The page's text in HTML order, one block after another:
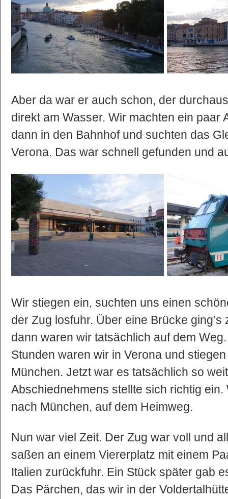
Aber da war er auch schon, der
direkt am Wasser. Wir machten ein paar
dann in den Bahnhof und suchten das
Verona. Das war schnell gefunden und
Wir stiegen ein, suchten uns einen
der Zug losfuhr. Über eine Brücke
dann waren wir tatsächlich auf dem
Stunden waren wir in Verona und
München. Jetzt war es tatsächlich so
Abschiednehmens stellte sich richtig
nach München, auf dem Heimweg.
Nun war viel Zeit. Der Zug war voll und
saßen an einem Viererplatz mit einem
Italien zurückfuhr. Ein Stück später gab
Das Pärchen, das wir in der